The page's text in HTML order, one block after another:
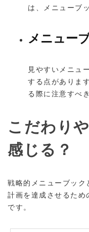
は、メニューブ
メニュー
見やすいメニュ
する点がありま
る際に注意すべ
こだわり
感じる？
戦略的メニューブック
計画を達成させるため
です。